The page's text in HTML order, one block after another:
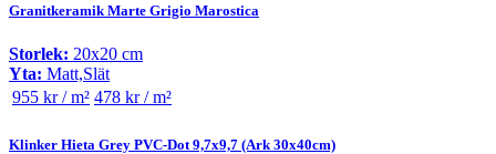
Granitkeramik Marte Grigio Marostica
Storlek: 20x20 cm
Yta: Matt,Slät
955 kr / m² 478 kr / m²
Klinker Hieta Grey PVC-Dot 9,7x9,7 (Ark 30x40cm)